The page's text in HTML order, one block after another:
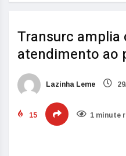
Transurc amplia
atendimento ao
Lazinha Leme
15 1 minute